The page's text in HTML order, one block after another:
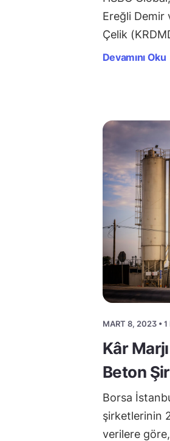
Ereğli Demir
Çelik
Devamını Oku
MART 8, 2023 • 1
Kâr
Beton
Borsa
şirketlerinin
verilere